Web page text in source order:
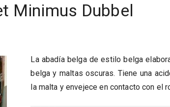
Minimus Dubbel
La abadía belga de estilo belga
belga y maltas oscuras. Tiene una
la malta y envejece en contacto con el